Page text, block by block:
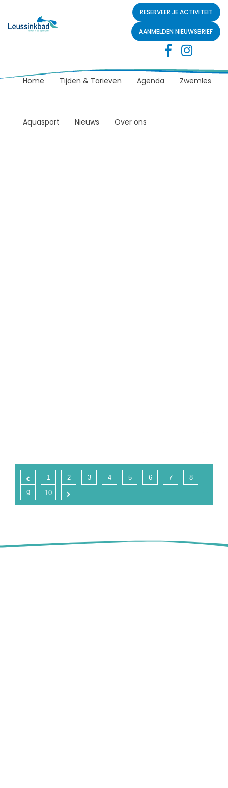
RESERVEER JE ACTIVITEIT
AANMELDEN NIEUWSBRIEF
Home Tijden & Tarieven Agenda Zwemles
Aquasport Nieuws Over ons